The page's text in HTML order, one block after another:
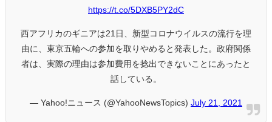
https://t.co/5DXB5PY2dC
西アフリカのギニアは21日、新型コロナウイルスの流行を理
由に、東京五輪への参加を取りやめると発表した。政府関係
者は、実際の理由は参加費用を捻出できないことにあったと
話している。
— Yahoo!ニュース (@YahooNewsTopics) July 21, 2021